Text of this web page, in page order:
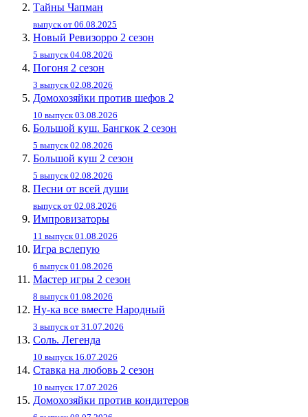
Тайны Чапман
выпуск от 06.08.2025
Новый Ревизорро 2 сезон
5 выпуск 04.08.2026
Погоня 2 сезон
3 выпуск 02.08.2026
Домохозяйки против шефов 2
10 выпуск 03.08.2026
Большой куш. Бангкок 2 сезон
5 выпуск 02.08.2026
Большой куш 2 сезон
5 выпуск 02.08.2026
Песни от всей души
выпуск от 02.08.2026
Импровизаторы
11 выпуск 01.08.2026
Игра вслепую
6 выпуск 01.08.2026
Мастер игры 2 сезон
8 выпуск 01.08.2026
Ну-ка все вместе Народный
3 выпуск от 31.07.2026
Соль. Легенда
10 выпуск 16.07.2026
Ставка на любовь 2 сезон
10 выпуск 17.07.2026
Домохозяйки против кондитеров